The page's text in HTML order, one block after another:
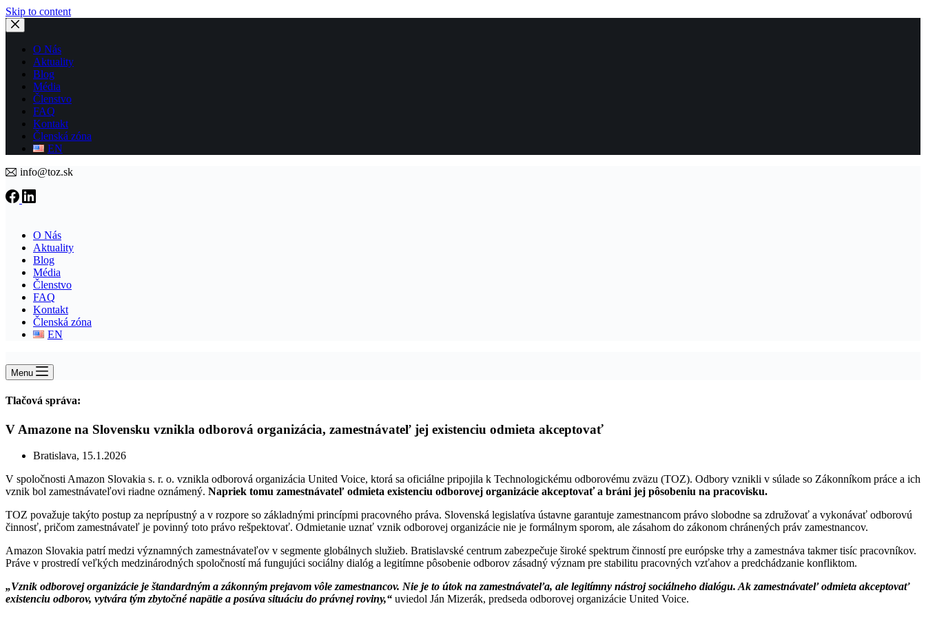
Skip to content
O Nás
Aktuality
Blog
Média
Členstvo
FAQ
Kontakt
Členská zóna
EN
info@toz.sk
O Nás
Aktuality
Blog
Média
Členstvo
FAQ
Kontakt
Členská zóna
EN
Menu
Tlačová správa:
V Amazone na Slovensku vznikla odborová organizácia, zamestnávateľ jej existenciu odmieta akceptovať
Bratislava, 15.1.2026
V spoločnosti Amazon Slovakia s. r. o. vznikla odborová organizácia United Voice, ktorá sa oficiálne pripojila k Technologickému odborovému zväzu (TOZ). Odbory vznikli v súlade so Zákonníkom práce a ich
vznik bol zamestnávateľovi riadne oznámený. Napriek tomu zamestnávateľ odmieta existenciu odborovej organizácie akceptovať a bráni jej pôsobeniu na pracovisku.
TOZ považuje takýto postup za neprípustný a v rozpore so základnými princípmi pracovného práva. Slovenská legislatíva ústavne garantuje zamestnancom právo slobodne sa združovať a vykonávať odborovú
činnosť, pričom zamestnávateľ je povinný toto právo rešpektovať. Odmietanie uznať vznik odborovej organizácie nie je formálnym sporom, ale zásahom do zákonom chránených práv zamestnancov.
Amazon Slovakia patrí medzi významných zamestnávateľov v segmente globálnych služieb. Bratislavské centrum zabezpečuje široké spektrum činností pre európske trhy a zamestnáva takmer tisíc pracovníkov.
Práve v prostredí veľkých medzinárodných spoločností má fungujúci sociálny dialóg a legitímne pôsobenie odborov zásadný význam pre stabilitu pracovných vzťahov a predchádzanie konfliktom.
„Vznik odborovej organizácie je štandardným a zákonným prejavom vôle zamestnancov. Nie je to útok na zamestnávateľa, ale legitímny nástroj sociálneho dialógu. Ak zamestnávateľ odmieta akceptovať
existenciu odborov, vytvára tým zbytočné napätie a posúva situáciu do právnej roviny,“ uviedol Ján Mizerák, predseda odborovej organizácie United Voice.